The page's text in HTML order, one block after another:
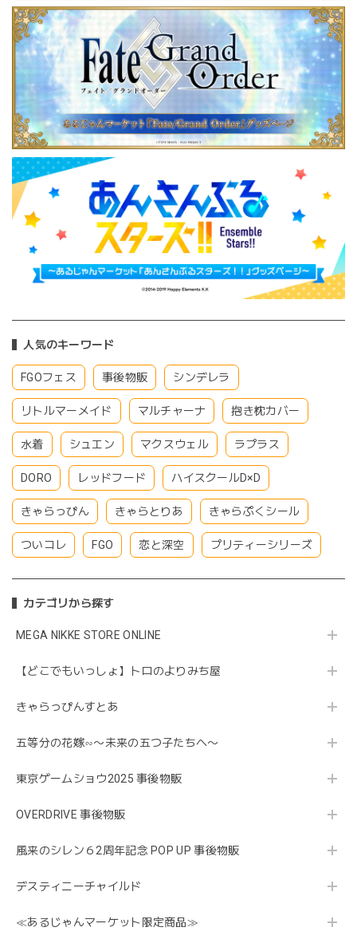
人気のキーワード
FGOフェス 事後物販 シンデレラ
リトルマーメイド マルチャーナ 抱き枕カバー
水着 シュエン マクスウェル ラプラス
DORO レッドフード ハイスクールD×D
きゃらっぴん きゃらとりあ きゃらぷくシール
ついコレ FGO 恋と深空 プリティーシリーズ
カテゴリから探す
MEGA NIKKE STORE ONLINE
【どこでもいっしょ】トロのよりみち屋
きゃらっぴんすとあ
五等分の花嫁∽〜未来の五つ子たちへ〜
東京ゲームショウ2025 事後物販
OVERDRIVE 事後物販
風来のシレン６2周年記念 POP UP 事後物販
デスティニーチャイルド
≪あるじゃんマーケット限定商品≫